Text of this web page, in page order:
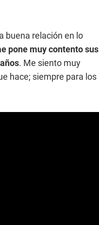
buena relación en lo
pone muy contento sus
. Me siento muy
hace; siempre para los